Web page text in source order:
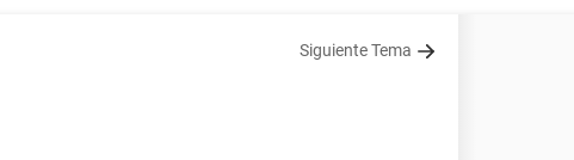
Siguiente Tema